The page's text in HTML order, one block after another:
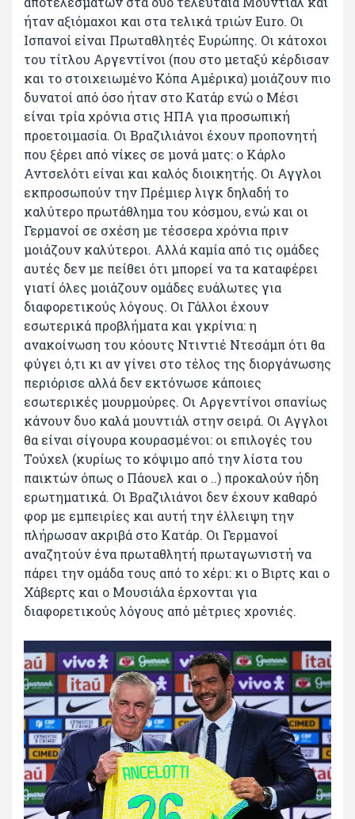
ήταν αξιόμαχοι και στα τελικά τριών Euro. Οι
Ισπανοί είναι Πρωταθλητές Ευρώπης. Οι κάτοχοι
του τίτλου Αργεντίνοι (που στο μεταξύ κέρδισαν
και το στοιχειωμένο Κόπα Αμέρικα) μοιάζουν πιο
δυνατοί από όσο ήταν στο Κατάρ ενώ ο Μέσι
είναι τρία χρόνια στις ΗΠΑ για προσωπική
προετοιμασία. Οι Βραζιλιάνοι έχουν προπονητή
που ξέρει από νίκες σε μονά ματς: ο Κάρλο
Αντσελότι είναι και καλός διοικητής. Οι Αγγλοι
εκπροσωπούν την Πρέμιερ λιγκ δηλαδή το
καλύτερο πρωτάθλημα του κόσμου, ενώ και οι
Γερμανοί σε σχέση με τέσσερα χρόνια πριν
μοιάζουν καλύτεροι. Αλλά καμία από τις ομάδες
αυτές δεν με πείθει ότι μπορεί να τα καταφέρει
γιατί όλες μοιάζουν ομάδες ευάλωτες για
διαφορετικούς λόγους. Οι Γάλλοι έχουν
εσωτερικά προβλήματα και γκρίνια: η
ανακοίνωση του κόουτς Ντιντιέ Ντεσάμπ ότι θα
φύγει ό,τι κι αν γίνει στο τέλος της διοργάνωσης
περιόρισε αλλά δεν εκτόνωσε κάποιες
εσωτερικές μουρμούρες. Οι Αργεντίνοι σπανίως
κάνουν δυο καλά μουντιάλ στην σειρά. Οι Αγγλοι
θα είναι σίγουρα κουρασμένοι: οι επιλογές του
Τούχελ (κυρίως το κόψιμο από την λίστα του
παικτών όπως ο Πάουελ και ο ..) προκαλούν ήδη
ερωτηματικά. Οι Βραζιλιάνοι δεν έχουν καθαρό
φορ με εμπειρίες και αυτή την έλλειψη την
πλήρωσαν ακριβά στο Κατάρ. Οι Γερμανοί
αναζητούν ένα πρωταθλητή πρωταγωνιστή να
πάρει την ομάδα τους από το χέρι: κι ο Βιρτς και ο
Χάβερτς και ο Μουσιάλα έρχονται για
διαφορετικούς λόγους από μέτριες χρονιές.